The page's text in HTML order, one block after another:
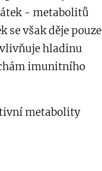
- metabolitů
se však děje pouze
hladinu
imunitního
metabolity